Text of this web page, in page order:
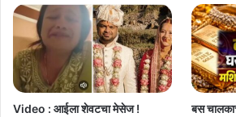
Video : आईला शेवटचा मेसेज !
बस